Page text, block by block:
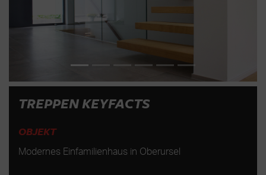
TREPPEN KEYFACTS
OBJEKT
Modernes Einfamilienhaus in Oberursel